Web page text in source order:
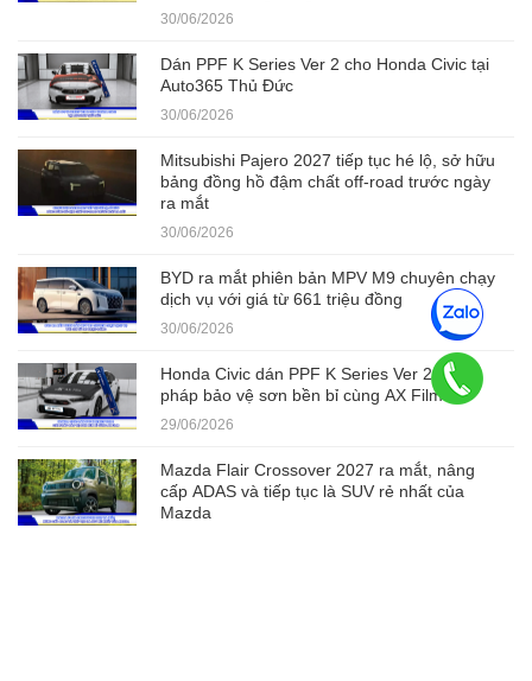
30/06/2026
Dán PPF K Series Ver 2 cho Honda Civic tại
Auto365 Thủ Đức
30/06/2026
Mitsubishi Pajero 2027 tiếp tục hé lộ, sở hữu
bảng đồng hồ đậm chất off-road trước ngày
ra mắt
30/06/2026
BYD ra mắt phiên bản MPV M9 chuyên chạy
dịch vụ với giá từ 661 triệu đồng
30/06/2026
Honda Civic dán PPF K Series Ver 2 - Giải
pháp bảo vệ sơn bền bỉ cùng AX Film
29/06/2026
Mazda Flair Crossover 2027 ra mắt, nâng
cấp ADAS và tiếp tục là SUV rẻ nhất của
Mazda